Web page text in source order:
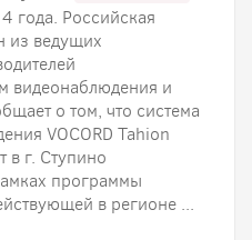
года. Российская
из ведущих
видеонаблюдения и
о том, что система
VOCORD Tahion
г. Ступино
программы
в регионе ...